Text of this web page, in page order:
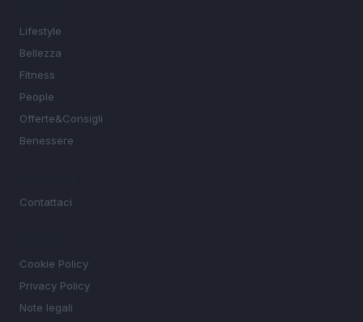
Lifestyle
Bellezza
Fitness
People
Offerte&Consigli
Benessere
Contattaci
Cookie Policy
Privacy Policy
Note legali